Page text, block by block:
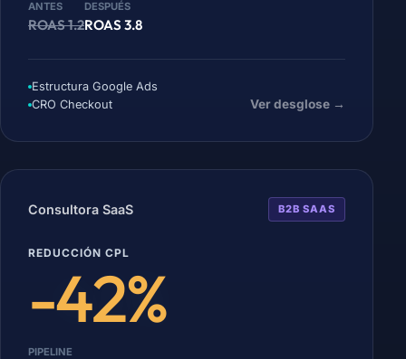
ANTES
ROAS 1.2
DESPUÉS
ROAS 3.8
Estructura Google Ads
CRO Checkout
Ver desglose →
Consultora SaaS B2B SAAS
REDUCCIÓN CPL
-42%
PIPELINE